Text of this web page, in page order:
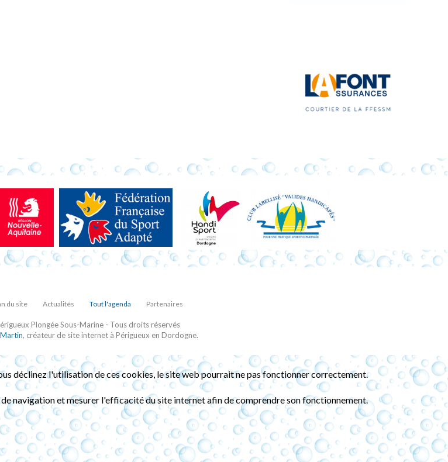
du site Actualités Tout l'agenda Partenaires
Plongée Sous-Marine - Tous droits réservés
, créateur de site internet à Périgueux en Dordogne.
déclinez l'utilisation de ces cookies, le site web pourrait ne pas fonctionner correctement.
navigation et mesurer l'efficacité du site internet afin de comprendre son fonctionnement.